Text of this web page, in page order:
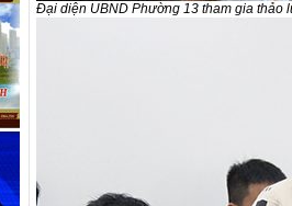
Đại diện UBND Phường 13 tham gia thảo